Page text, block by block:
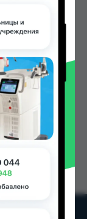
городах